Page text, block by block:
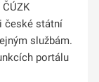
české státní
službám.
portálu